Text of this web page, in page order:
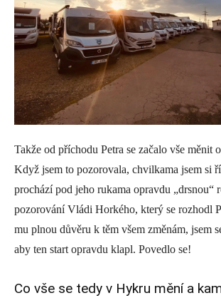
Takže od příchodu Petra se začalo vše měnit
Když jsem to pozorovala, chvilkama jsem si
prochází pod jeho rukama opravdu „drsnou“
pozorování Vládi Horkého, který se rozhodl
mu plnou důvěru k těm všem změnám, jsem
aby ten start opravdu klapl. Povedlo se!
Co vše se tedy v Hykru mění a